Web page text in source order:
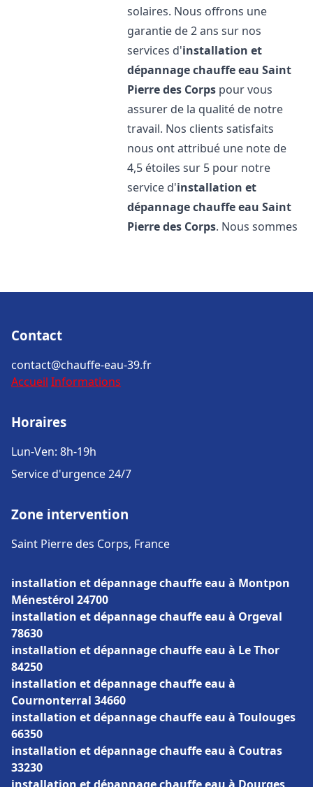
solaires. Nous offrons une
garantie de 2 ans sur nos
services d'installation et
dépannage chauffe eau Saint
Pierre des Corps pour vous
assurer de la qualité de notre
travail. Nos clients satisfaits
nous ont attribué une note de
4,5 étoiles sur 5 pour notre
service d'installation et
dépannage chauffe eau Saint
Pierre des Corps. Nous sommes
Contact
contact@chauffe-eau-39.fr
Accueil Informations
Horaires
Lun-Ven: 8h-19h
Service d'urgence 24/7
Zone intervention
Saint Pierre des Corps, France
installation et dépannage chauffe eau à Montpon
Ménestérol 24700
installation et dépannage chauffe eau à Orgeval
78630
installation et dépannage chauffe eau à Le Thor
84250
installation et dépannage chauffe eau à
Cournonterral 34660
installation et dépannage chauffe eau à Toulouges
66350
installation et dépannage chauffe eau à Coutras
33230